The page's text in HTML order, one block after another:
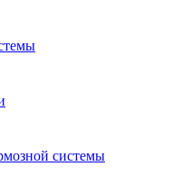
системы